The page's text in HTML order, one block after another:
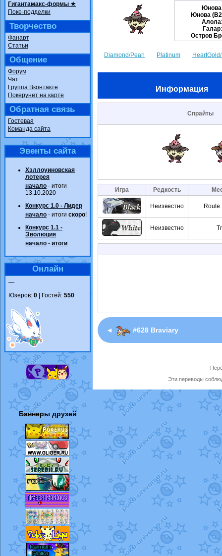
Гигантамакс-формы ★
Поке-подделки
Творчество
Фанарт
Статьи
Общение
Форум
Чат
Группа Вконтакте
Покерунет на карте
Обратная связь
Гостевая
Команда сайта
Эвенты сайта
Хэллоуиновская
лотерея
начало - итоги
13.10.2020
Конкурс 1.0 - Лидер
начало - итоги скоро!
Конкурс 1.1 -
Эволюция
начало - итоги
Онлайн
—
Юзеров: 0 | Гостей: 550
Баннеры друзей
Юнова
Юнова
Алола
Галар
Остров
Diamond/Pearl Platinum
Информация
Спрайты
Игра Редкость
Неизвестно Route
Неизвестно
◄ #628 Braviary
Эти переводы